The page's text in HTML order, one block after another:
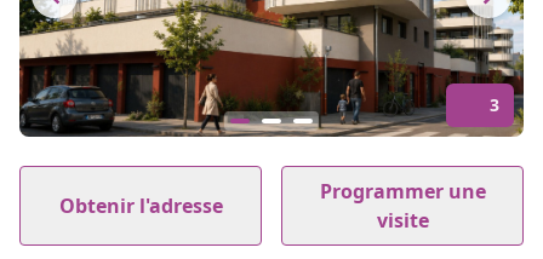
3
1
3
Obtenir l'adresse
Programmer une
visite